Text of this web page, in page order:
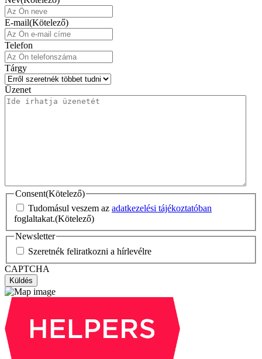
E-mail(Kötelező)
Telefon
Tárgy
Üzenet
Consent(Kötelező)
Tudomásul veszem az adatkezelési tájékoztatóban
foglaltakat.(Kötelező)
Newsletter
Szeretnék feliratkozni a hírlevélre
CAPTCHA